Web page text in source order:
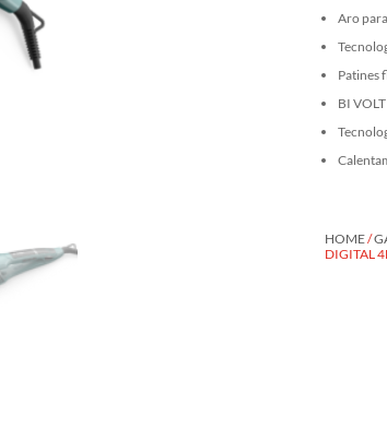
Aro
Patines
BI VOLT
HOME/
DIGITAL